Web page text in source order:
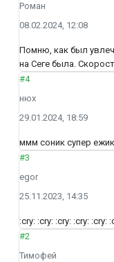
Роман
08.02.2024, 12:08
Помню, как был
на Сеге была.
#4
нюх
29.01.2024, 18:59
ммм соник супер ежик
#3
egor
25.11.2023, 14:35
:cry: :cry: :cry: :cry: :cry:
#2
Тимофей